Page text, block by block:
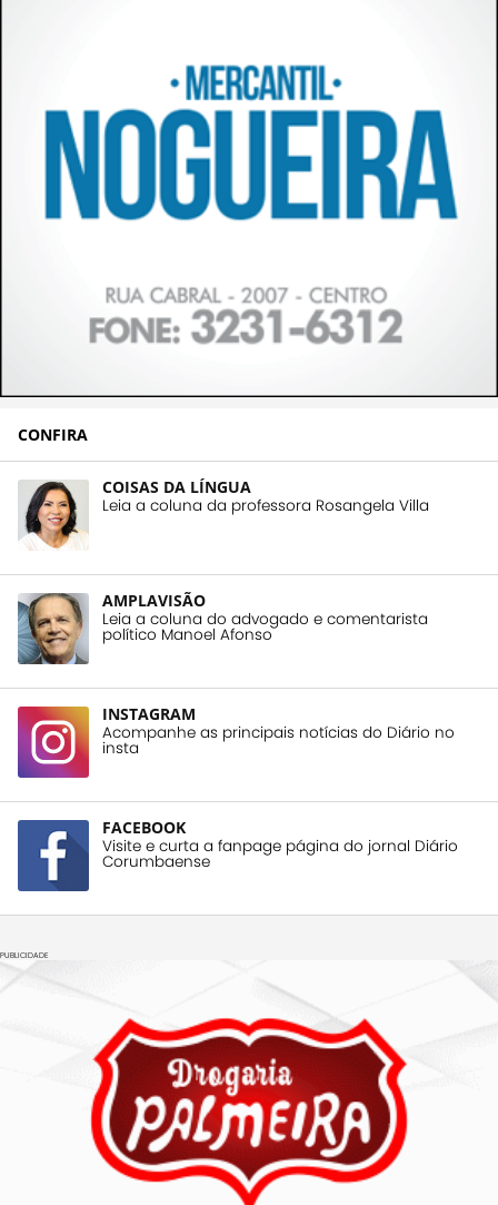
CONFIRA
COISAS DA LÍNGUA
Leia a coluna da professora Rosangela Villa
AMPLAVISÃO
Leia a coluna do advogado e comentarista
político Manoel Afonso
INSTAGRAM
Acompanhe as principais notícias do Diário no
insta
FACEBOOK
Visite e curta a fanpage página do jornal Diário
Corumbaense
PUBLICIDADE